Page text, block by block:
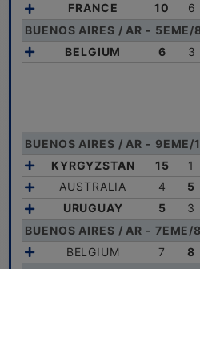
FRANCE
10 6
BUENOS AIRES / AR - 5EME/
BELGIUM
6 3
BUENOS AIRES / AR - 9EME/
KYRGYZSTAN
15 1
AUSTRALIA
4 5
URUGUAY
5 3
BUENOS AIRES / AR - 7EME/
BELGIUM
7 8
BUENOS AIRES / AR - 5EME/